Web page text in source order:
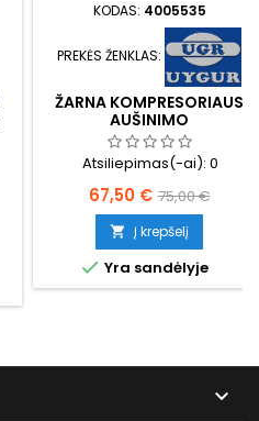
KODAS: 4005535
PREKĖS ŽENKLAS:
ŽARNA KOMPRESORIAUS
AUŠINIMO
Atsiliepimas(-ai): 0
Kaina
67,50 € Bazinė
kaina
75,00 €
 Į krepšelį
 Yra sandėlyje
